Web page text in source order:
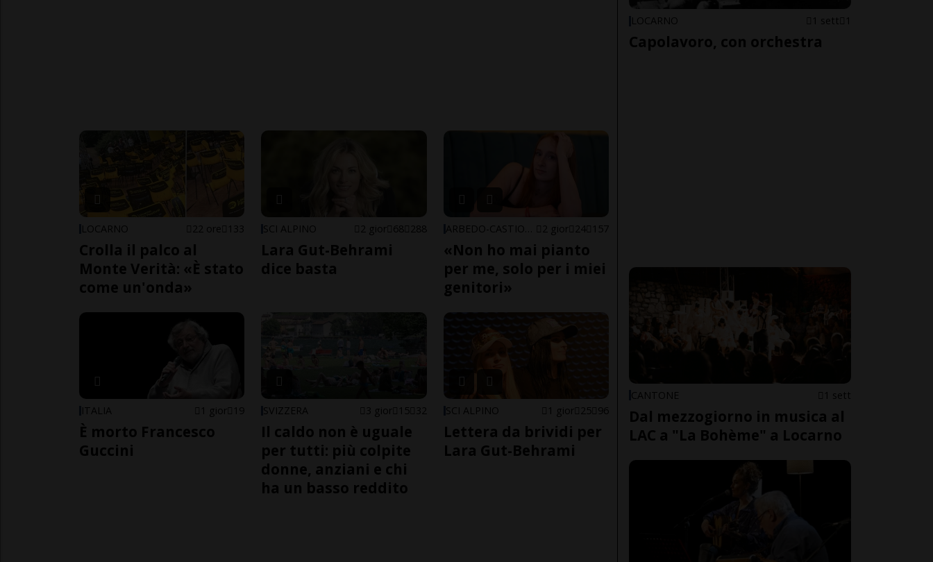
LOCARNO 22 ore 133
Crolla il palco al
Monte Verità: «È stato
come un'onda»
SCI ALPINO 2 gior 68 288
Lara Gut-Behrami
dice basta
2 gior 24 157
«Non ho mai pianto
per me, solo per i miei
genitori»
ITALIA 1 gior 19
È morto Francesco
Guccini
SVIZZERA 3 gior 15 32
Il caldo non è uguale
per tutti: più colpite
donne, anziani e chi
ha un basso reddito
SCI ALPINO 1 gior 25 96
Lettera da brividi per
Lara Gut-Behrami
LOCARNO 1 sett 1
Capolavoro, con orchestra
CANTONE 1 sett
Dal mezzogiorno in musica al
LAC a "La Bohème" a Locarno